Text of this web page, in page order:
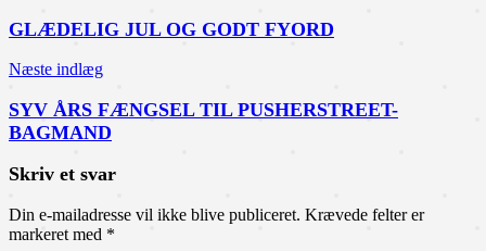
GLÆDELIG JUL OG GODT FYORD
Næste indlæg
SYV ÅRS FÆNGSEL TIL PUSHERSTREET-
BAGMAND
Skriv et svar
Din e-mailadresse vil ikke blive publiceret. Krævede felter er
markeret med *